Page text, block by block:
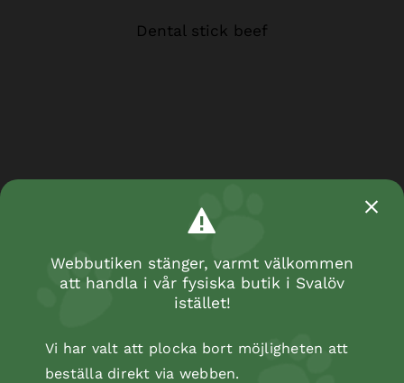
Dental stick beef
Webbutiken stänger, varmt välkommen
att handla i vår fysiska butik i Svalöv
istället!
Vi har valt att plocka bort möjligheten att
beställa direkt via webben.